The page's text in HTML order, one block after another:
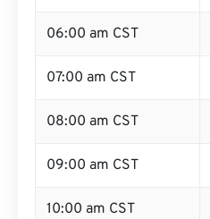
06:00 am CST
07:00 am CST
08:00 am CST
09:00 am CST
10:00 am CST